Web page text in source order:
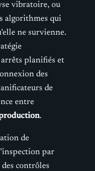
vibratoire, ou
algorithmes qui
ne survienne.
planifiés et
des
de
entre
.
de
par
contrôles